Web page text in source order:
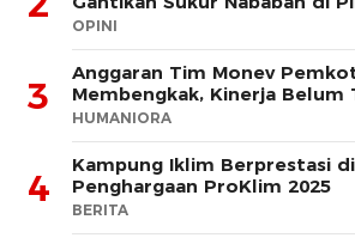
OPINI
3
Anggaran Tim Monev
Membengkak, Kinerja
HUMANIORA
4
Kampung Iklim Berprestasi
Penghargaan ProKlim 2025
BERITA